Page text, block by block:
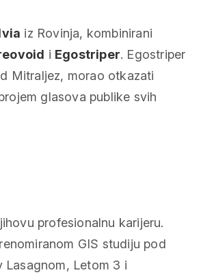
iz Rovinja, kombinirani
i Egostriper. Egostriper
Mitraljez, morao otkazati
glasova publike svih
profesionalnu karijeru.
GIS studiju pod
Letom 3 i